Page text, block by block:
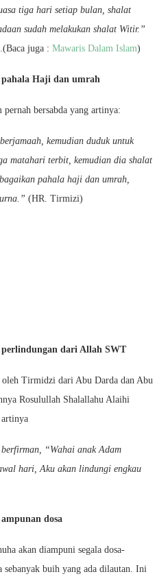
tiga hari setiap bulan, shalat
sudah melakukan shalat Witir.”
juga : Mawaris Dalam Islam)
Haji dan umrah
bersabda yang artinya:
kemudian duduk untuk
matahari terbit, kemudian dia shalat
pahala haji dan umrah,
(HR. Tirmizi)
dari Allah SWT
Tirmidzi dari Abu Darda dan Abu
Rosulullah Shalallahu Alaihi
artinya
“Wahai anak Adam
hari, Aku akan lindungi engkau
dosa
akan diampuni segala dosa-
sebanyak buih yang ada dilautan. Ini